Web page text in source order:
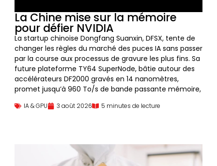
La Chine mise sur la mémoire
pour défier NVIDIA
La startup chinoise Dongfang Suanxin, DFSX, tente de
changer les règles du marché des puces IA sans passer
par la course aux processus de gravure les plus fins. Sa
future plateforme TY64 SuperNode, bâtie autour des
accélérateurs DF2000 gravés en 14 nanomètres,
promet jusqu’à 960 To/s de bande passante mémoire,
IA & GPU 3 août 2026 5 minutes de lecture